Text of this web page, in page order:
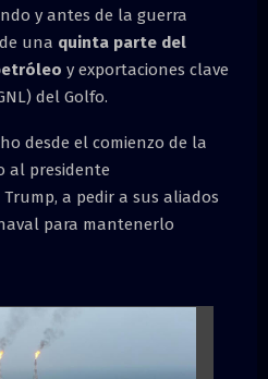
y antes de la guerra
una quinta parte del
y exportaciones clave
del Golfo.
desde el comienzo de la
al presidente
a pedir a sus aliados
para mantenerlo